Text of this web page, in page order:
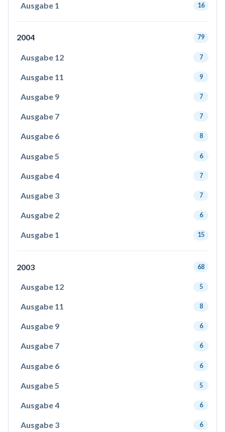
Ausgabe 1 16
2004 79
Ausgabe 12 7
Ausgabe 11 9
Ausgabe 9 7
Ausgabe 7 7
Ausgabe 6 8
Ausgabe 5 6
Ausgabe 4 7
Ausgabe 3 7
Ausgabe 2 6
Ausgabe 1 15
2003 68
Ausgabe 12 5
Ausgabe 11 8
Ausgabe 9 6
Ausgabe 7 6
Ausgabe 6 6
Ausgabe 5 5
Ausgabe 4 6
Ausgabe 3 6